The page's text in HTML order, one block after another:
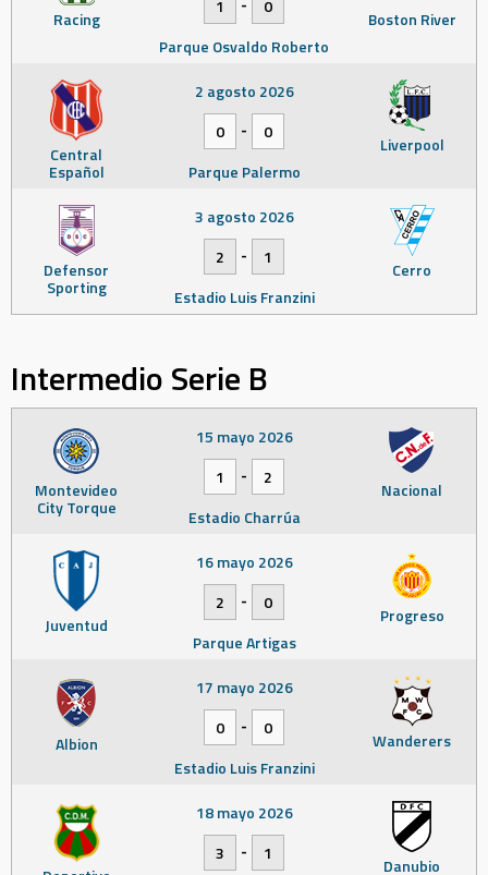
Racing Boston River
1
0
Parque Osvaldo Roberto
Central
Español
Liverpool
2 agosto 2026
0
-
0
Parque Palermo
Defensor
Sporting
Cerro
3 agosto 2026
2
-
1
Estadio Luis Franzini
Intermedio Serie B
Montevideo
City Torque
Nacional
15 mayo 2026
1
-
2
Estadio Charrúa
Juventud Progreso
16 mayo 2026
2
-
0
Parque Artigas
Albion Wanderers
17 mayo 2026
0
-
0
Estadio Luis Franzini
Danubio
18 mayo 2026
3
-
1